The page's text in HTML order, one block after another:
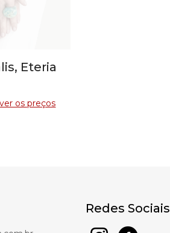
Eteria
os preços
Redes Sociais